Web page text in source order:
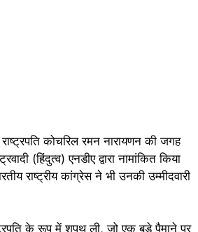
कोचरिल रमन नारायणन की जगह
(हिंदुत्व) एनडीए द्वारा नामांकित किया
राष्ट्रीय कांग्रेस ने भी उनकी उम्मीदवारी
के रूप में शपथ ली, जो एक बड़े पैमाने पर